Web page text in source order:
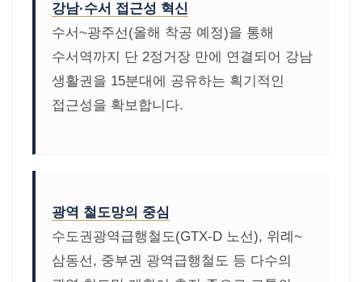
강남·수서 접근성 혁신
수서~광주선(올해 착공 예정)을 통해
수서역까지 단 2정거장 만에 연결되어 강남
생활권을 15분대에 공유하는 획기적인
접근성을 확보합니다.
광역 철도망의 중심
수도권광역급행철도(GTX-D 노선), 위례~
삼동선, 중부권 광역급행철도 등 다수의